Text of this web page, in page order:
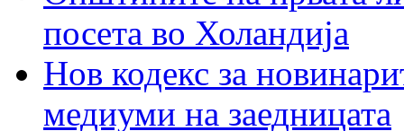
посета во Холандија
Нов кодекс за
медиуми на заедницата